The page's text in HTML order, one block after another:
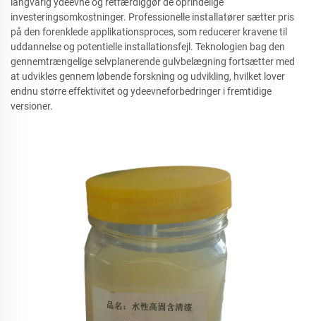
langvarig ydeevne og retfærdiggør de oprindelige
investeringsomkostninger. Professionelle installatører sætter pris
på den forenklede applikationsproces, som reducerer kravene til
uddannelse og potentielle installationsfejl. Teknologien bag den
gennemtrængelige selvplanerende gulvbelægning fortsætter med
at udvikles gennem løbende forskning og udvikling, hvilket lover
endnu større effektivitet og ydeevneforbedringer i fremtidige
versioner.